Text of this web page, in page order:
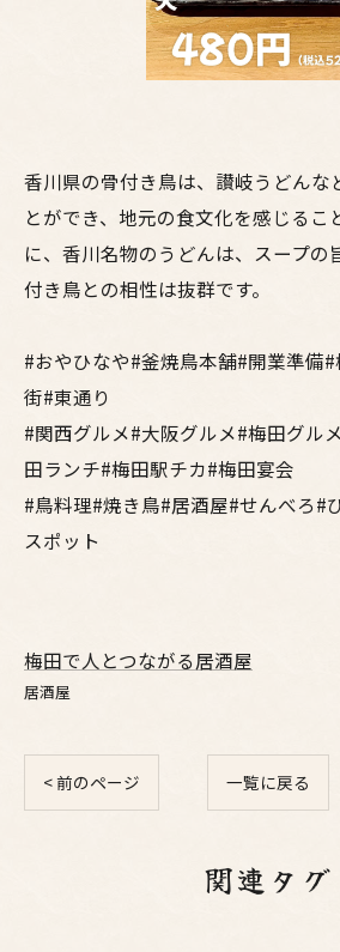
香川県の骨付き鳥は、讃岐うどんな
とができ、地元の食文化を感じるこ
に、香川名物のうどんは、スープの
付き鳥との相性は抜群です。
#おやひなや#釜焼鳥本舗#開業準備
街#東通り
#関西グルメ#大阪グルメ#梅田グル
田ランチ#梅田駅チカ#梅田宴会
#鳥料理#焼き鳥#居酒屋#せんべろ#
スポット
梅田で人とつながる居酒屋
居酒屋
< 前のページ 一覧に戻る
関連タグ